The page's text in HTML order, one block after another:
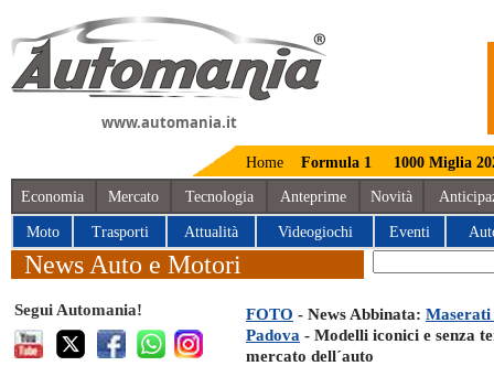
www.automania.it
Home Formula 1 1000 Miglia
Economia Mercato Tecnologia Anteprime Novità
Moto Trasporti Attualità Videogiochi Eventi
News Auto e Motori
Segui Automania! FOTO - News Abbinata: Maserati
Padova - Modelli iconici e senza
mercato dell´auto